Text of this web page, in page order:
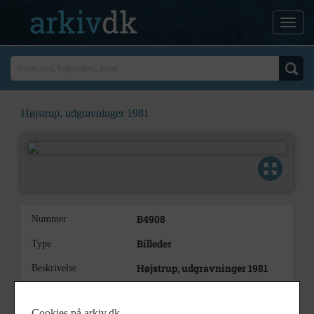
Højstrup, udgravninger 1981
Nummer B4908
Type Billeder
Beskrivelse Højstrup, udgravninger 1981